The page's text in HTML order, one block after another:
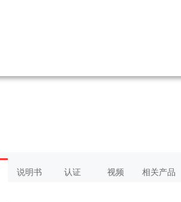
说明书 认证 视频 相关产品